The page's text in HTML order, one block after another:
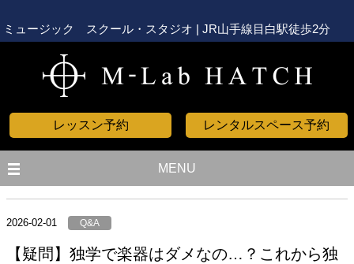
ミュージック スクール・スタジオ | JR山手線目白駅徒歩2分
レッスン予約 レンタルスペース予約
MENU
2026-02-01 Q&A
【疑問】独学で楽器はダメなの…？これから独